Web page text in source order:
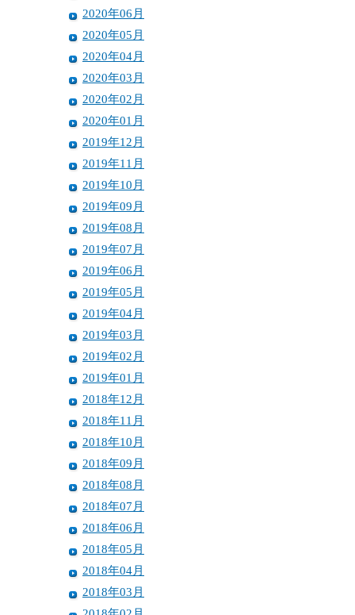
2020年06月
2020年05月
2020年04月
2020年03月
2020年02月
2020年01月
2019年12月
2019年11月
2019年10月
2019年09月
2019年08月
2019年07月
2019年06月
2019年05月
2019年04月
2019年03月
2019年02月
2019年01月
2018年12月
2018年11月
2018年10月
2018年09月
2018年08月
2018年07月
2018年06月
2018年05月
2018年04月
2018年03月